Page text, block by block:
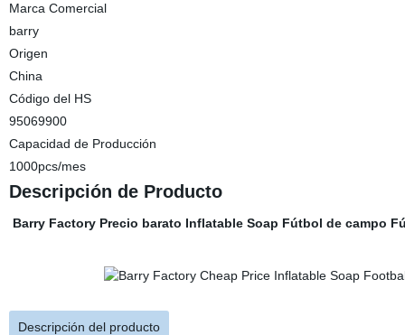
Marca Comercial
barry
Origen
China
Código del HS
95069900
Capacidad de Producción
1000pcs/mes
Descripción de Producto
Barry Factory Precio barato Inflatable Soap Fútbol de campo
Descripción del producto